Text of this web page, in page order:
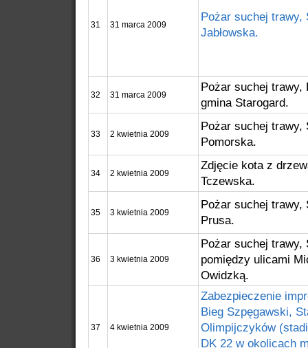
31 31 marca 2009
Pożar suchej trawy,
Jabłowska.
32 31 marca 2009
Pożar suchej trawy,
gmina Starogard.
33 2 kwietnia 2009
Pożar suchej trawy,
Pomorska.
34 2 kwietnia 2009
Zdjęcie kota z
Tczewska.
35 3 kwietnia 2009
Pożar suchej trawy,
Prusa.
36 3 kwietnia 2009
Pożar suchej trawy,
pomiędzy ulicami
Owidzką.
37 4 kwietnia 2009
Zabezpieczenie
Bieg Szpęgawski,
Olimpijczyków
DK 22 w okolicach